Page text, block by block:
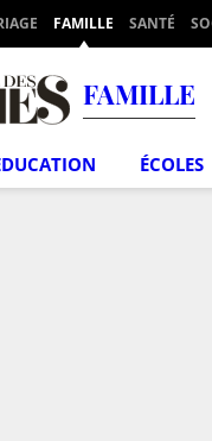
FAMILLE SANTÉ
FAMILLE
ÉCOLES